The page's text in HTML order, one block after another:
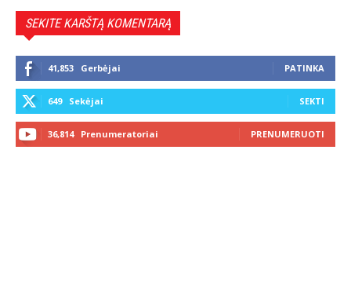
SEKITE KARŠTĄ KOMENTARĄ
41,853 Gerbėjai PATINKA
649 Sekėjai SEKTI
36,814 Prenumeratoriai PRENUMERUOTI